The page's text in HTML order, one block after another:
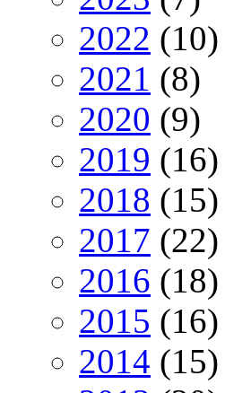
2022 (10)
2021 (8)
2020 (9)
2019 (16)
2018 (15)
2017 (22)
2016 (18)
2015 (16)
2014 (15)